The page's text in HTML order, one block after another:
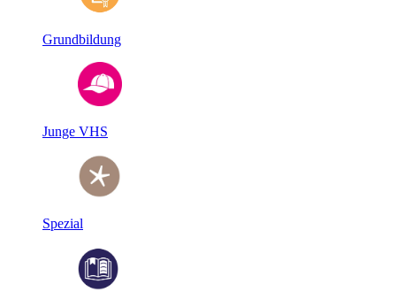
Grundbildung
Junge VHS
Spezial